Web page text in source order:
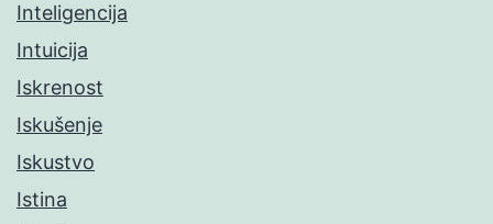
Inteligencija
Intuicija
Iskrenost
Iskušenje
Iskustvo
Istina